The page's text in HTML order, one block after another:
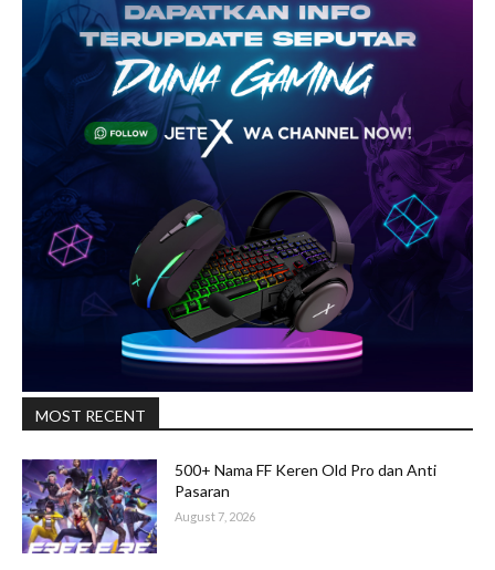
MOST RECENT
500+ Nama FF Keren Old Pro dan Anti
Pasaran
August 7, 2026